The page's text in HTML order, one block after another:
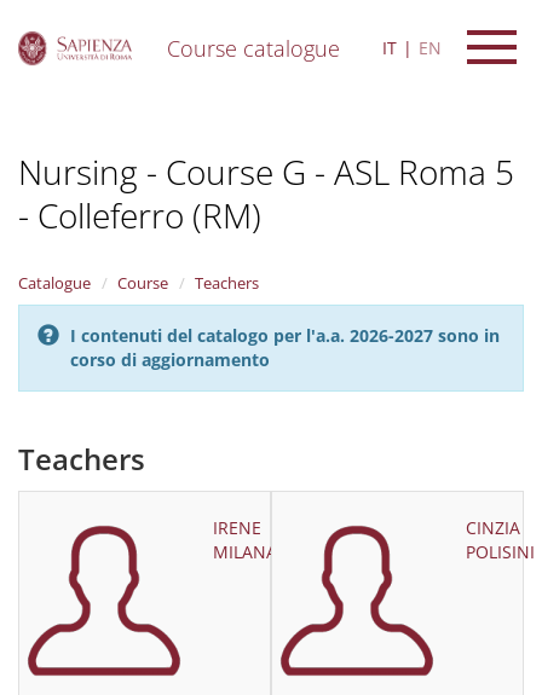
Course catalogue IT EN
Nursing - Course G - ASL Roma 5
- Colleferro (RM)
Catalogue Course Teachers
I contenuti del catalogo per l'a.a. 2026-2027 sono in
corso di aggiornamento
Teachers
IRENE
MILANA
CINZIA
POLISINI